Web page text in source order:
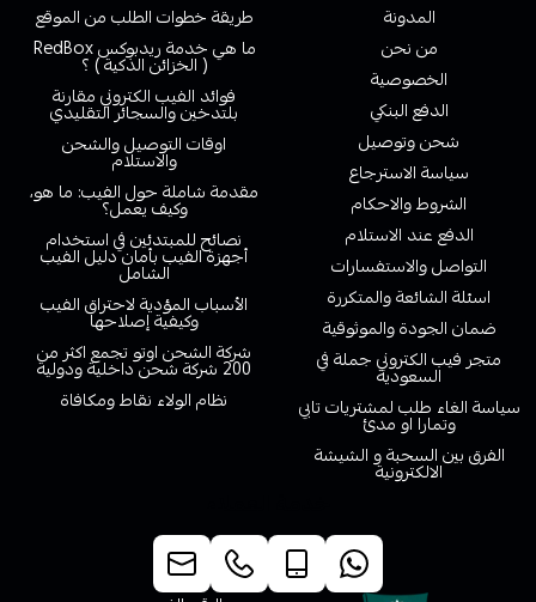
المدونة
من نحن
الخصوصية
الدفع البنكي
شحن وتوصيل
سياسة الاسترجاع
الشروط والاحكام
الدفع عند الاستلام
التواصل والاستفسارات
اسئلة الشائعة والمتكررة
ضمان الجودة والموثوقية
متجر فيب الكتروني جملة في
السعودية
سياسة الغاء طلب لمشتريات تابي
وتمارا او مدئ
الفرق بين السحبة و الشيشة
الالكترونية
طريقة خطوات الطلب من الموقع
ما هي خدمة ريدبوكس RedBox
( الخزائن الذكية ) ؟
فوائد الفيب الكتروني مقارنة
بلتدخين والسجائر التقليدي
اوقات التوصيل والشحن
والاستلام
مقدمة شاملة حول الفيب: ما هو،
وكيف يعمل؟
نصائح للمبتدئين في استخدام
أجهزة الفيب بأمان دليل الفيب
الشامل
الأسباب المؤدية لاحتراق الفيب
وكيفية إصلاحها
شركة الشحن اوتو تجمع اكثر من
200 شركة شحن داخلية ودولية
نظام الولاء نقاط ومكافاة